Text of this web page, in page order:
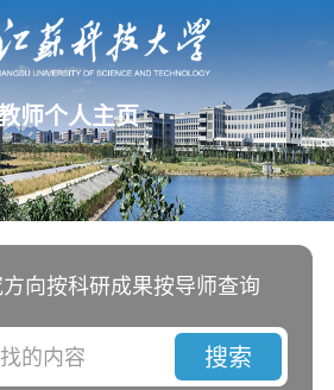
师个人主页
向按科研成果按导师查询
搜索